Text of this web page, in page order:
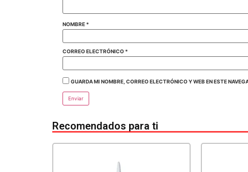
NOMBRE *
CORREO ELECTRÓNICO *
GUARDA MI NOMBRE, CORREO ELECTRÓNICO Y WEB EN ESTE
Recomendados para ti